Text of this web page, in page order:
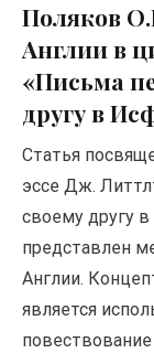
Поляков
Англии в
«Письма
другу в
Статья
эссе Дж.
своему другу
представлен
Англии.
является
повествование